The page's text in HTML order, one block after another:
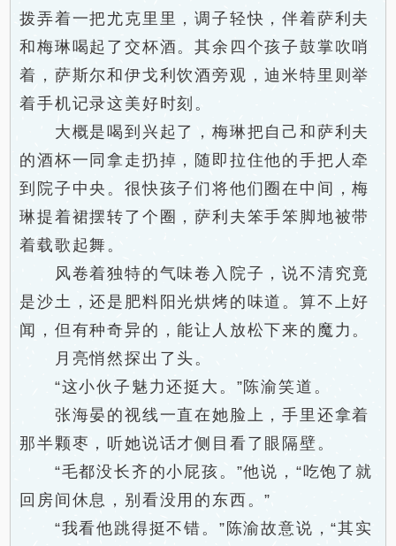
拨弄着一把尤克里里，调子轻快，伴着萨利夫
和梅琳喝起了交杯酒。其余四个孩子鼓掌吹哨
着，萨斯尔和伊戈利饮酒旁观，迪米特里则举
着手机记录这美好时刻。
大概是喝到兴起了，梅琳把自己和萨利夫
的酒杯一同拿走扔掉，随即拉住他的手把人牵
到院子中央。很快孩子们将他们圈在中间，梅
琳提着裙摆转了个圈，萨利夫笨手笨脚地被带
着载歌起舞。
风卷着独特的气味卷入院子，说不清究竟
是沙土，还是肥料阳光烘烤的味道。算不上好
闻，但有种奇异的，能让人放松下来的魔力。
月亮悄然探出了头。
“这小伙子魅力还挺大。”陈渝笑道。
张海晏的视线一直在她脸上，手里还拿着
那半颗枣，听她说话才侧目看了眼隔壁。
“毛都没长齐的小屁孩。”他说，“吃饱了就
回房间休息，别看没用的东西。”
“我看他跳得挺不错。”陈渝故意说，“其实